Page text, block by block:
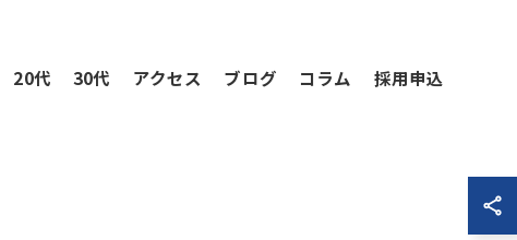
20代 30代 アクセス ブログ コラム
採用申込